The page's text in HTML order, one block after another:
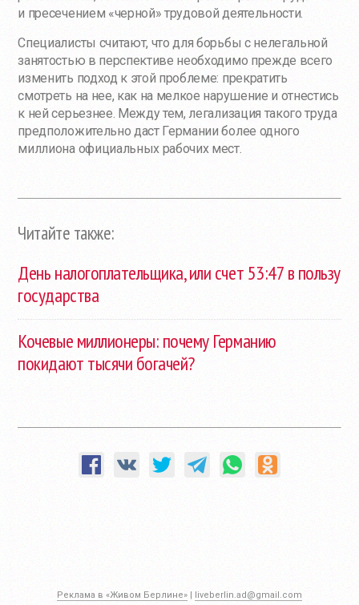
и пресечением «черной» трудовой деятельности.
Специалисты считают, что для борьбы с нелегальной
занятостью в перспективе необходимо прежде всего
изменить подход к этой проблеме: прекратить
смотреть на нее, как на мелкое нарушение и отнестись
к ней серьезнее. Между тем, легализация такого труда
предположительно даст Германии более одного
миллиона официальных рабочих мест.
Читайте также:
День налогоплательщика, или счет 53:47 в пользу
государства
Кочевые миллионеры: почему Германию
покидают тысячи богачей?
Реклама в «Живом Берлине» | liveberlin.ad@gmail.com